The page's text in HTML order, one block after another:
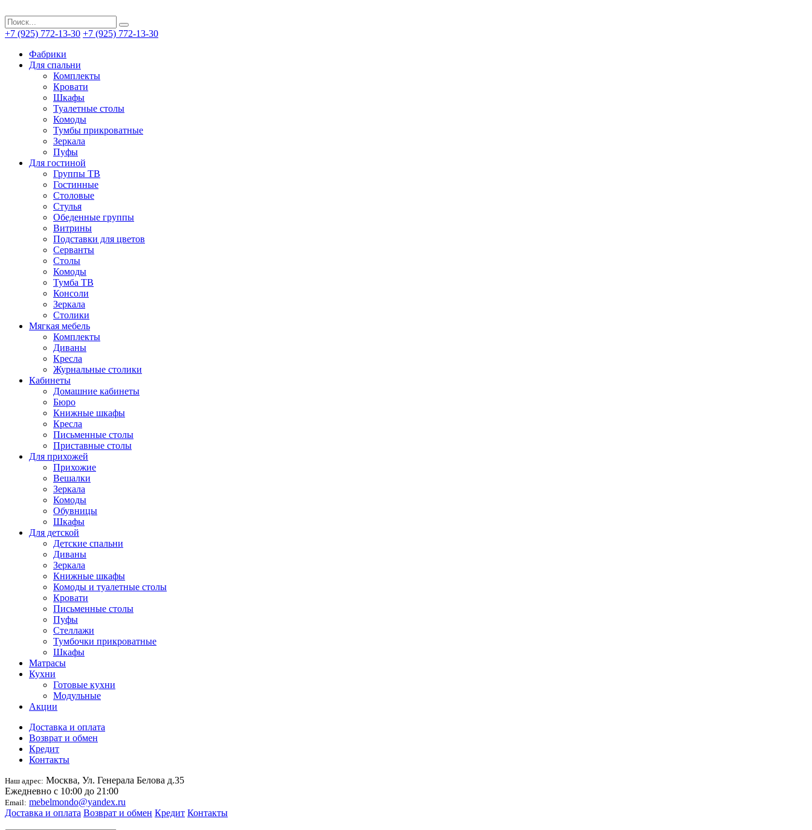
+7 (925) 772-13-30 +7 (925) 772-13-30
Фабрики
Для спальни
Комплекты
Кровати
Шкафы
Туалетные столы
Комоды
Тумбы прикроватные
Зеркала
Пуфы
Для гостиной
Группы ТВ
Гостинные
Столовые
Стулья
Обеденные группы
Витрины
Подставки для цветов
Серванты
Столы
Комоды
Тумба ТВ
Консоли
Зеркала
Столики
Мягкая мебель
Комплекты
Диваны
Кресла
Журнальные столики
Кабинеты
Домашние кабинеты
Бюро
Книжные шкафы
Кресла
Письменные столы
Приставные столы
Для прихожей
Прихожие
Вешалки
Зеркала
Комоды
Обувницы
Шкафы
Для детской
Детские спальни
Диваны
Зеркала
Книжные шкафы
Комоды и туалетные столы
Кровати
Письменные столы
Пуфы
Стеллажи
Тумбочки прикроватные
Шкафы
Матрасы
Кухни
Готовые кухни
Модульные
Акции
Доставка и оплата
Возврат и обмен
Кредит
Контакты
Наш адрес: Москва, Ул. Генерала Белова д.35
Ежедневно с 10:00 до 21:00
Email: mebelmondo@yandex.ru
Доставка и оплата Возврат и обмен Кредит Контакты